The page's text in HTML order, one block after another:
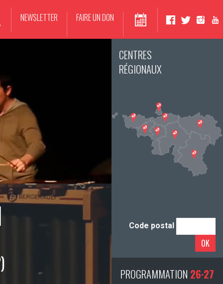
FAIRE UN DON
NEWSLETTER
CENTRES
RÉGIONAUX
Code postal
OK
PROGRAMMATION 26·27